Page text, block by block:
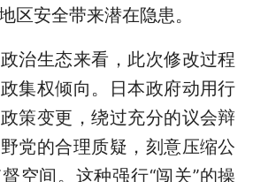
区安全带来潜在隐患。
生态来看，此次修改过程
集权倾向。日本政府动用行
策变更，绕过充分的议会辩
党的合理质疑，刻意压缩公
空间。这种强行“闯关”的操